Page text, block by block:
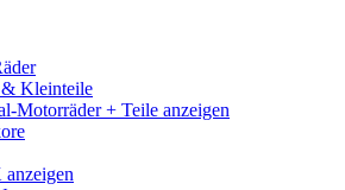
& Kleinteile
Motorräder + Teile anzeigen